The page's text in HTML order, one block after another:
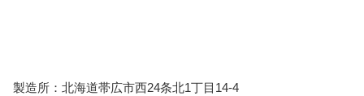
製造所：北海道帯広市西24条北1丁目14-4